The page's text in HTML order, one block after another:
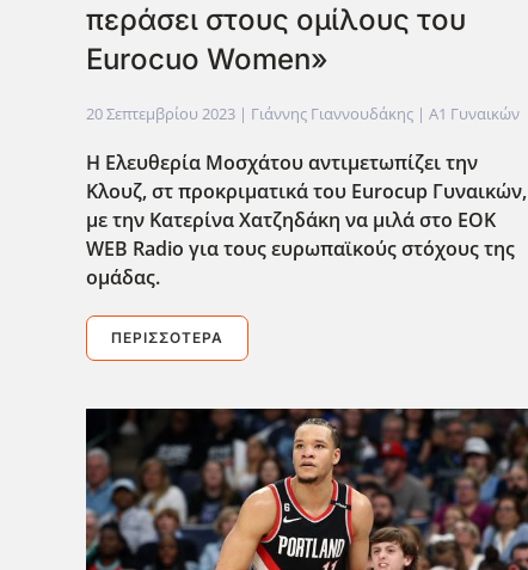
περάσει στους ομίλους του
Eurocuo Women»
20 Σεπτεμβρίου 2023 | Γιάννης Γιαννουδάκης | Α1 Γυναικών
Η Ελευθερία Μοσχάτου αντιμετωπίζει την
Κλουζ, στ προκριματικά του Eurocup Γυναικών,
με την Κατερίνα Χατζηδάκη να μιλά στο EOK
WEB Radio για τους ευρωπαϊκούς στόχους της
ομάδας.
ΠΕΡΙΣΣΌΤΕΡΑ